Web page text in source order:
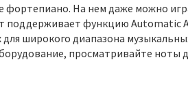
На нем даже можно
функцию Automatic
широкого диапазона
просматривайте ноты